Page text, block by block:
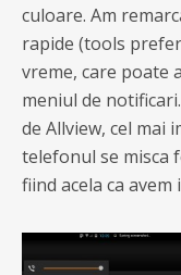
culoare. Am
rapide (tools
vreme, care poate
meniul de
de Allview, cel mai
telefonul se misca
fiind acela ca